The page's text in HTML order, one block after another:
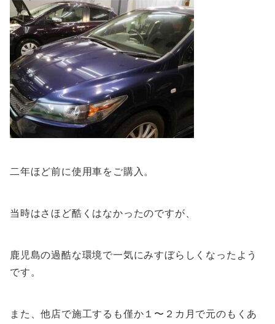
二年ほど前に使用車をご購入。
当時はさほど酷くはなかったのですが、
鹿児島の過酷な環境で一気にみすぼらしくなったよう
です。
また、他店で施工するも僅か１〜２カ月で元のもくあ